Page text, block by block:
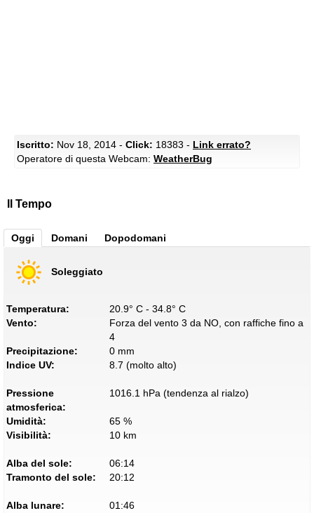
Iscritto: Nov 18, 2014 - Click: 18383 - Link errato?
Operatore di questa Webcam: WeatherBug
Il Tempo
Oggi Domani Dopodomani
Soleggiato
Temperatura:
20.9° C - 34.8° C
Vento:
Forza del vento 3 da NO, con raffiche fino a
4
Precipitazione:
0 mm
Indice UV:
8.7 (molto alto)
Pressione
atmosferica:
1016.1 hPa (tendenza al rialzo)
Umidità:
65 %
Visibilità:
10 km
Alba del sole:
06:14
Tramonto del sole:
20:12
Alba lunare:
01:46